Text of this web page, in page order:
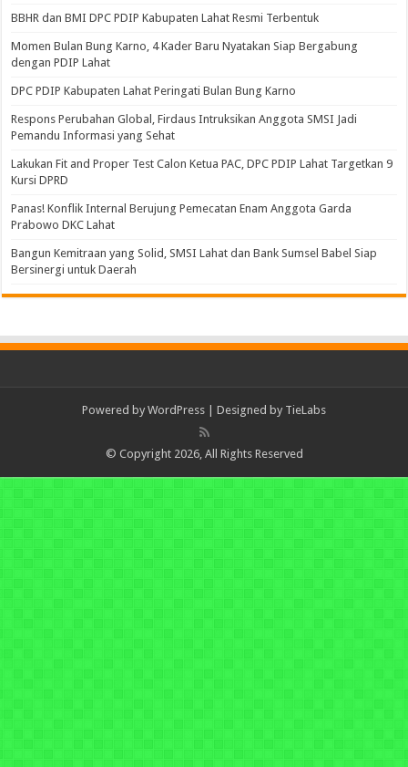
BBHR dan BMI DPC PDIP Kabupaten Lahat Resmi Terbentuk
Momen Bulan Bung Karno, 4 Kader Baru Nyatakan Siap Bergabung
dengan PDIP Lahat
DPC PDIP Kabupaten Lahat Peringati Bulan Bung Karno
Respons Perubahan Global, Firdaus Intruksikan Anggota SMSI Jadi
Pemandu Informasi yang Sehat
Lakukan Fit and Proper Test Calon Ketua PAC, DPC PDIP Lahat Targetkan 9
Kursi DPRD
Panas! Konflik Internal Berujung Pemecatan Enam Anggota Garda
Prabowo DKC Lahat
Bangun Kemitraan yang Solid, SMSI Lahat dan Bank Sumsel Babel Siap
Bersinergi untuk Daerah
Powered by WordPress | Designed by TieLabs
© Copyright 2026, All Rights Reserved